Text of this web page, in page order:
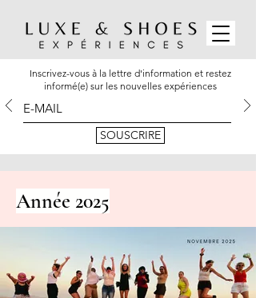
Inscrivez-vous à la lettre d'information et restez
informé(e) sur les nouvelles expériences
SOUSCRIRE
Année 2025